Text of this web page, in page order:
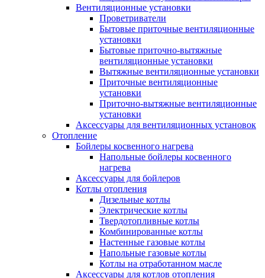
Вентиляционные установки
Проветриватели
Бытовые приточные вентиляционные
установки
Бытовые приточно-вытяжные
вентиляционные установки
Вытяжные вентиляционные установки
Приточные вентиляционные
установки
Приточно-вытяжные вентиляционные
установки
Аксессуары для вентиляционных установок
Отопление
Бойлеры косвенного нагрева
Напольные бойлеры косвенного
нагрева
Аксессуары для бойлеров
Котлы отопления
Дизельные котлы
Электрические котлы
Твердотопливные котлы
Комбинированные котлы
Настенные газовые котлы
Напольные газовые котлы
Котлы на отработанном масле
Аксессуары для котлов отопления